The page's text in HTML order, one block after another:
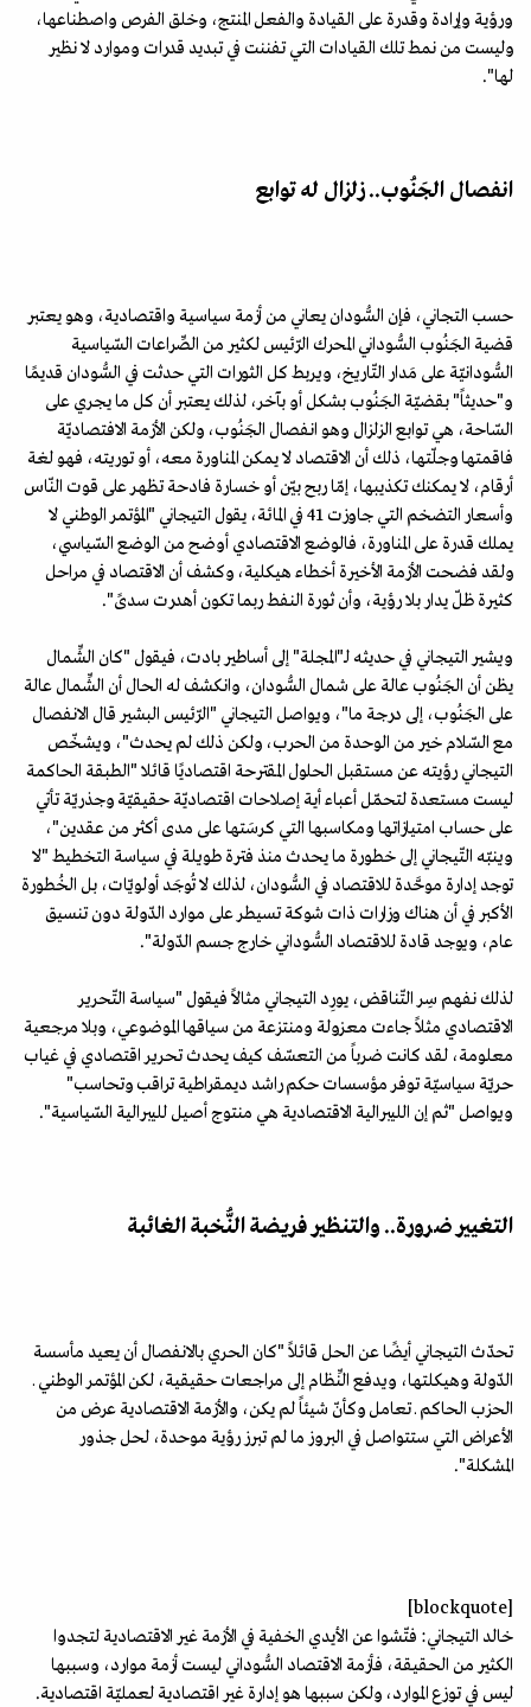
ورؤية وإرادة وقدرة على القيادة والفعل المنتج، وخلق الفرص واصطناعها،
وليست من نمط تلك القيادات التي تفننت في تبديد قدرات وموارد لا نظير
لها".
انفصال الجَنُوب.. زلزال له توابع
حسب التجاني، فإن السُّودان يعاني من أزمة سياسية واقتصادية، وهو يعتبر
قضية الجَنُوب السُّوداني المحرك الرّئيس لكثير من الصِّراعات السّياسية
السُّودانيّة على مَدار التّاريخ، ويربط كل الثورات التي حدثت في السُّودان قديمًا
و"حديثاً" بقضيّة الجَنُوب بشكل أو بآخر، لذلك يعتبر أن كل ما يجري على
السّاحة، هي توابع الزلزال وهو انفصال الجَنُوب، ولكن الأزمة الافتصاديّة
فاقمتها وجلّتها، ذلك أن الاقتصاد لا يمكن المناورة معه، أو توريته، فهو لغة
أرقام، لا يمكنك تكذيبها، إمّا ربح بيّن أو خسارة فادحة تظهر على قوت النّاس
وأسعار التضخم التي جاوزت 41 في المائة، يقول التيجاني "المؤتمر الوطني لا
يملك قدرة على المناورة، فالوضع الاقتصادي أوضح من الوضع السّياسي،
ولقد فضحت الأزمة الأخيرة أخطاء هيكلية، وكشف أن الاقتصاد في مراحل
كثيرة ظلّ يدار بلا رؤية، وأن ثورة النفط ربما تكون أهدرت سدىً".
ويشير التيجاني في حديثه لـ"المجلة" إلى أساطير بادت، فيقول "كان الشِّمال
يظن أن الجَنُوب عالة على شمال السُّودان، وانكشف له الحال أن الشِّمال عالة
على الجَنُوب، إلى درجة ما"، ويواصل التيجاني "الرّئيس البشير قال الانفصال
مع السّلام خير من الوحدة من الحرب، ولكن ذلك لم يحدث"، ويشخّص
التيجاني رؤيته عن مستقبل الحلول المقترحة اقتصاديًا قائلا "الطبقة الحاكمة
ليست مستعدة لتحمّل أعباء أية إصلاحات اقتصاديّة حقيقيّة وجذريّة تأتي
على حساب امتيازاتها ومكاسبها التي كرسَتها على مدى أكثر من عقدين"،
وينبّه التّيجاني إلى خطورة ما يحدث منذ فترة طويلة في سياسة التخطيط "لا
توجد إدارة موحَّدة للاقتصاد في السُّودان، لذلك لا تُوجَد أولويّات، بل الخُطورة
الأكبر في أن هناك وزارات ذات شوكة تسيطر على موارد الدّولة دون تنسيق
عام، ويوجد قادة للاقتصاد السُّوداني خارج جسم الدّولة".
لذلك نفهم سِر التّناقض، يورِد التيجاني مثالاً فيقول "سياسة التّحرير
الاقتصادي مثلاً جاءت معزولة ومنتزعة من سياقها الموضوعي، وبلا مرجعية
معلومة، لقد كانت ضرباً من التعسّف كيف يحدث تحرير اقتصادي في غياب
حريّة سياسيّة توفر مؤسسات حكم راشد ديمقراطية تراقب وتحاسب"
ويواصل "ثم إن الليبرالية الاقتصادية هي منتوج أصيل لليبرالية السّياسية".
التغيير ضرورة.. والتنظير فريضة النُّخبة الغائبة
تحدّث التيجاني أيضًا عن الحل قائلاً "كان الحري بالانفصال أن يعيد مأسسة
الدّولة وهيكلتها، ويدفع النِّظام إلى مراجعات حقيقية، لكن المؤتمر الوطني ـ
الحزب الحاكم ـ تعامل وكأنّ شيئاً لم يكن، والأزمة الاقتصادية عرض من
الأعراض التي ستتواصل في البروز ما لم تبرز رؤية موحدة، لحل جذور
المشكلة".
خالد التيجاني: فتّشوا عن الأيدي الخفية في الأزمة غير الاقتصادية لتجدوا
الكثير من الحقيقة، فأزمة الاقتصاد السُّوداني ليست أزمة موارد، وسببها
ليس في توزع الموارد، ولكن سببها هو إدارة غير اقتصادية لعمليّة اقتصادية.